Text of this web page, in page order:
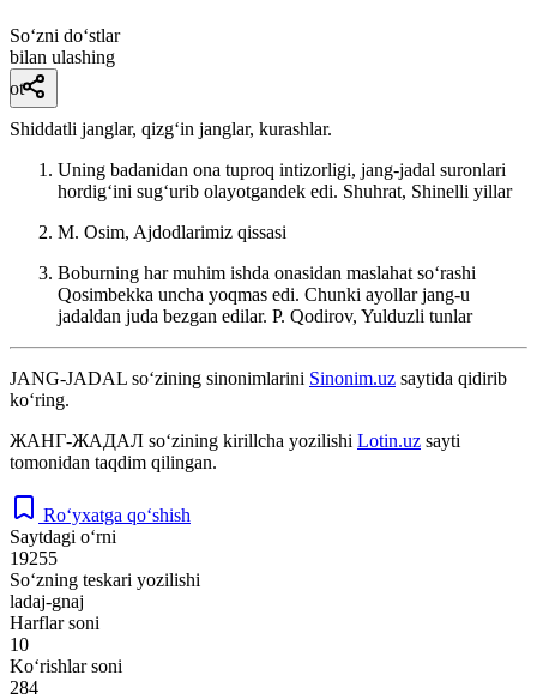
So‘zni do‘stlar
bilan ulashing
ot
Shiddatli janglar, qizgʻin janglar, kurashlar.
Uning badanidan ona tuproq intizorligi, jang-jadal suronlari
hordigʻini sugʻurib olayotgandek edi. Shuhrat, Shinelli yillar
M. Osim, Ajdodlarimiz qissasi
Boburning har muhim ishda onasidan maslahat soʻrashi
Qosimbekka uncha yoqmas edi. Chunki ayollar jang-u
jadaldan juda bezgan edilar. P. Qodirov, Yulduzli tunlar
JANG-JADAL so‘zining sinonimlarini Sinonim.uz saytida qidirib
ko‘ring.
ЖАНГ-ЖАДАЛ so‘zining kirillcha yozilishi Lotin.uz sayti
tomonidan taqdim qilingan.
Ro‘yxatga qo‘shish
Saytdagi o‘rni
19255
So‘zning teskari yozilishi
ladaj-gnaj
Harflar soni
10
Ko‘rishlar soni
284